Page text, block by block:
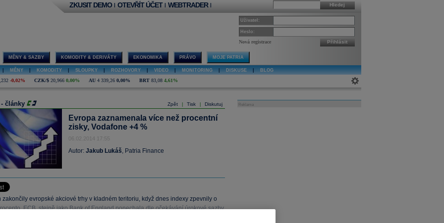
Hledej
ZKUSIT DEMO | OTEVŘÍT ÚČET | WEBTRADER |
Uživatel:
Heslo:
Nová registrace Přihlásit
MĚNY & SAZBY KOMODITY & DERIVÁTY EKONOMIKA PRÁVO MOJE PATRIA
MĚNY KOMODITY SLOUPKY ROZHOVORY VIDEO MONITORING DISKUSE BLOG
-0,02% CZK/$ 20,966 0,00% AU 4 339,26 0,00% BRT 83,08 4,61%
Zpět Tisk Diskutuj
- články
Evropa zaznamenala více než procentní
zisky, Vodafone +4 %
06.02.2014 17:55
Autor: Jakub Lukáš, Patria Finance
zakončily evropské akciové trhy v kladném teritoriu, když dnes indexy zpevnily o
ECB, stejně jako Bank of England ponechala dle očekávání úrokové sazby
Reklama